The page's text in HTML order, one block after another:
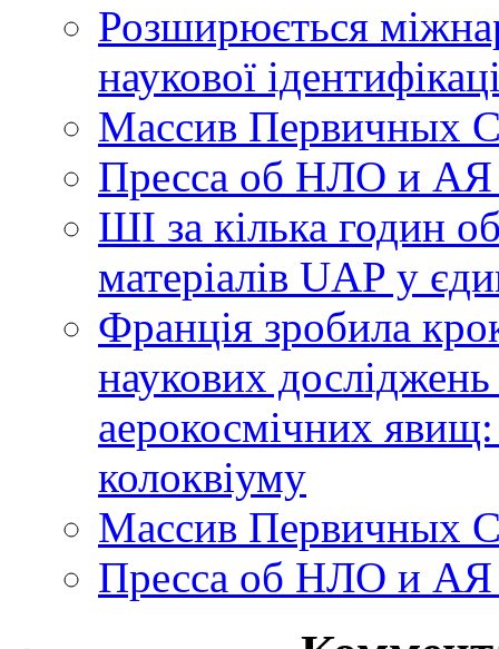
Розширюється
наукової
Массив Первичных
Пресса об НЛО и
ШІ за кілька годин
матеріалів UAP у
Франція зробила
наукових
аерокосмічних
колоквіуму
Массив Первичных
Пресса об НЛО и